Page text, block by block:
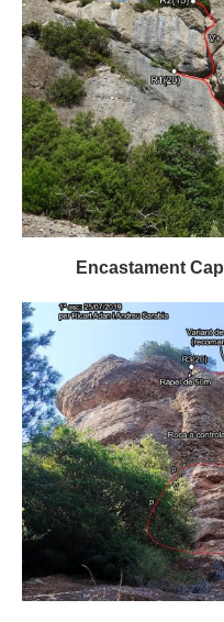
Encastament